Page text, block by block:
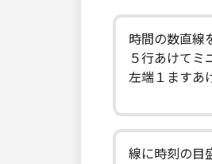
時間の数直線
５行あけてミ
左端１ますあ
線に時刻の目